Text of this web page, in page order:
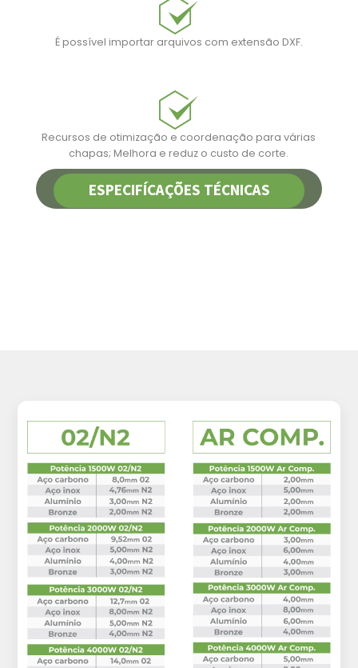
É possível importar arquivos com extensão DXF.
Recursos de otimização e coordenação para várias
chapas; Melhora e reduz o custo de corte.
PEÇA UM ORÇAMENTO
ESPECIFÍCAÇÕES TÉCNICAS